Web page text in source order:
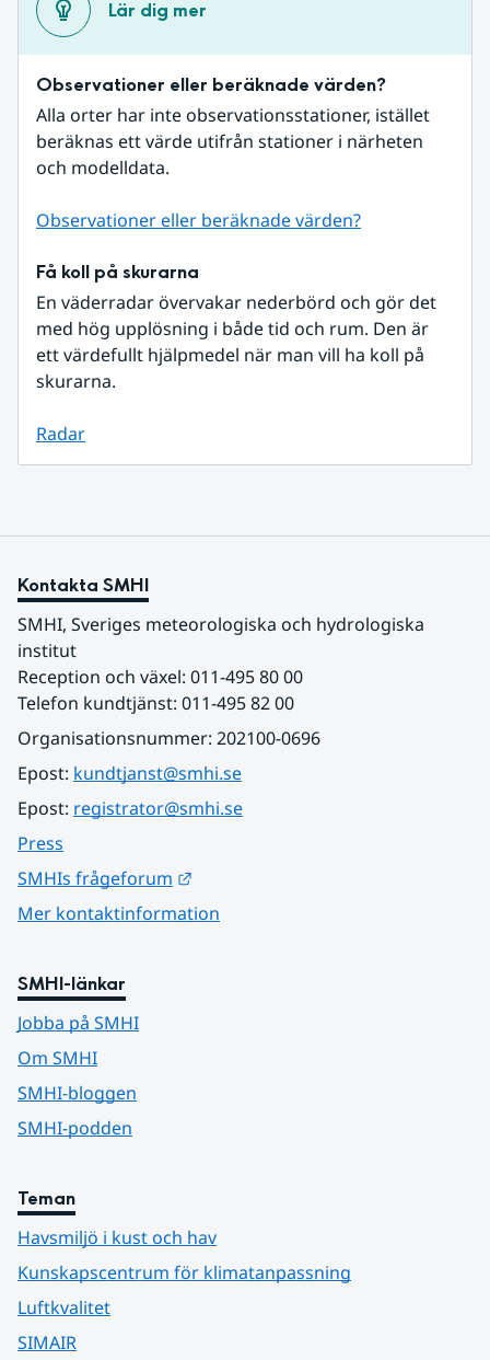
Lär dig mer
Observationer eller beräknade värden?
Alla orter har inte observationsstationer, istället
beräknas ett värde utifrån stationer i närheten
och modelldata.
Observationer eller beräknade värden?
Få koll på skurarna
En väderradar övervakar nederbörd och gör det
med hög upplösning i både tid och rum. Den är
ett värdefullt hjälpmedel när man vill ha koll på
skurarna.
Radar
Kontakta SMHI
SMHI, Sveriges meteorologiska och hydrologiska
institut
Reception och växel: 011-495 80 00
Telefon kundtjänst: 011-495 82 00
Organisationsnummer: 202100-0696
Epost: kundtjanst@smhi.se
Epost: registrator@smhi.se
Press
SMHIs frågeforum
Mer kontaktinformation
SMHI-länkar
Jobba på SMHI
Om SMHI
SMHI-bloggen
SMHI-podden
Teman
Havsmiljö i kust och hav
Kunskapscentrum för klimatanpassning
Luftkvalitet
SIMAIR